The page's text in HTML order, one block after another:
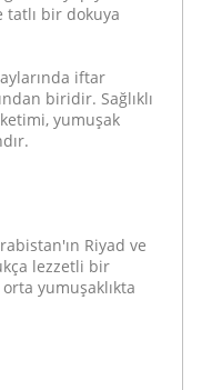
tatlı bir dokuya
iftar
biridir. Sağlıklı
yumuşak
Riyad ve
lezzetli bir
yumuşaklıkta